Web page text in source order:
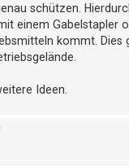
schützen.
einem Gabelstapler
kommt. Dies
Ideen.